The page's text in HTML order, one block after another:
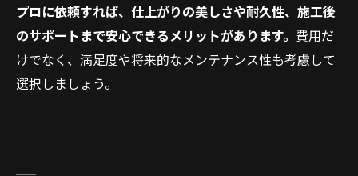
プロに依頼すれば、仕上がりの美しさや耐久性、施工後
のサポートまで安心できるメリットがあります。 費用だ
けでなく、満足度や将来的なメンテナンス性も考慮して
選択しましょう。